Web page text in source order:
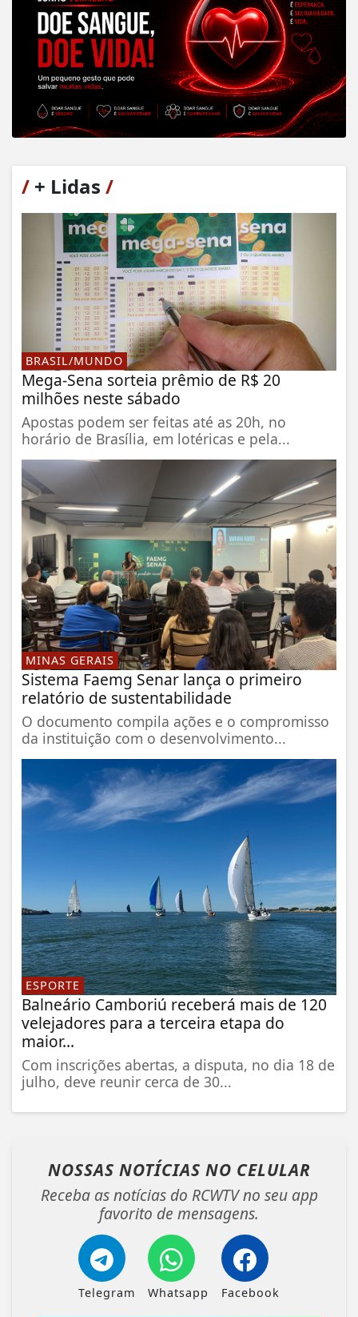
/ + Lidas /
BRASIL/MUNDO
Mega-Sena sorteia prêmio de R$ 20
milhões neste sábado
Apostas podem ser feitas até as 20h, no
horário de Brasília, em lotéricas e pela...
MINAS GERAIS
Sistema Faemg Senar lança o primeiro
relatório de sustentabilidade
O documento compila ações e o compromisso
da instituição com o desenvolvimento...
ESPORTE
Balneário Camboriú receberá mais de 120
velejadores para a terceira etapa do
maior...
Com inscrições abertas, a disputa, no dia 18 de
julho, deve reunir cerca de 30...
NOSSAS NOTÍCIAS NO CELULAR
Receba as notícias do RCWTV no seu app
favorito de mensagens.
Telegram Whatsapp Facebook